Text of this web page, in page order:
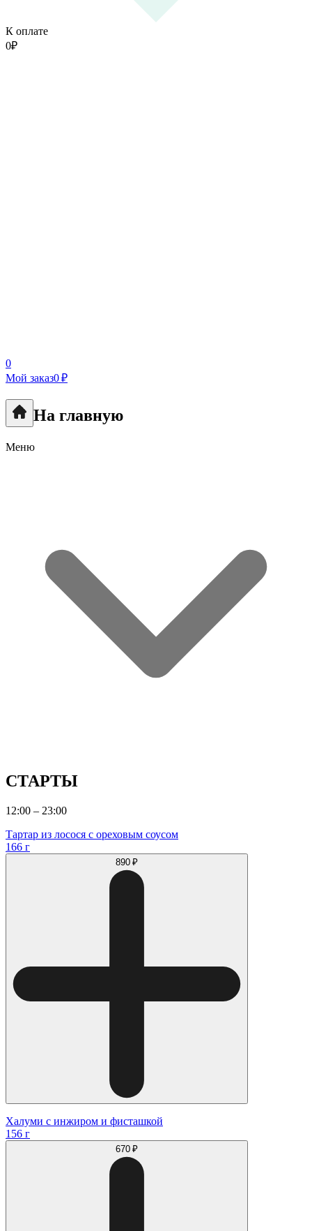
К оплате
0₽
0
Мой заказ0 ₽
На главную
Меню
СТАРТЫ
12:00 – 23:00
Тартар из лосося с ореховым соусом
166 г
890 ₽
Халуми с инжиром и фисташкой
156 г
670 ₽